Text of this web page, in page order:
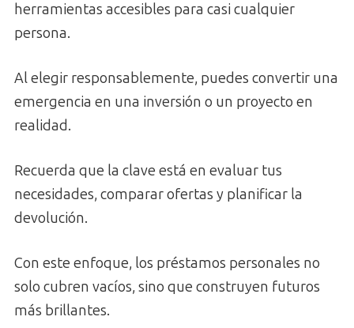
herramientas accesibles para casi cualquier
persona.
Al elegir responsablemente, puedes convertir una
emergencia en una inversión o un proyecto en
realidad.
Recuerda que la clave está en evaluar tus
necesidades, comparar ofertas y planificar la
devolución.
Con este enfoque, los préstamos personales no
solo cubren vacíos, sino que construyen futuros
más brillantes.